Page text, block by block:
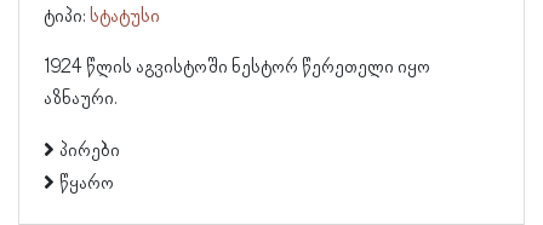
ტიპი: სტატუსი
1924 წლის აგვისტოში ნესტორ წერეთელი იყო
აზნაური.
პირები
წყარო